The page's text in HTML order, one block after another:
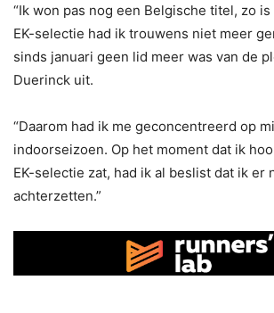
“Ik won pas nog een Belgische titel, zo
EK-selectie had ik trouwens niet meer
sinds januari geen lid meer was van de
Duerinck uit.
“Daarom had ik me geconcentreerd op
indoorseizoen. Op het moment dat ik
EK-selectie zat, had ik al beslist dat ik er
achterzetten.”